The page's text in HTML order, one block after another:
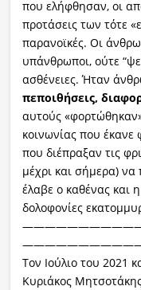
που ελήφθησαν, οι
προτάσεις των τότε
παρανοϊκές. Οι
υπάνθρωποι, ούτε
ασθένειες. Ήταν
πεποιθήσεις,
αυτούς
κοινωνίας που έκανε
που διέπραξαν τις
μέχρι και σήμερα)
έλαβε ο καθένας και
δολοφονίες
Τον Ιούλιο του 2021
Κυριάκος